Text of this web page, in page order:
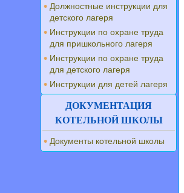
Должностные инструкции для
детского лагеря
Инструкции по охране труда
для пришкольного лагеря
Инструкции по охране труда
для детского лагеря
Инструкции для детей лагеря
ДОКУМЕНТАЦИЯ
КОТЕЛЬНОЙ ШКОЛЫ
Документы котельной школы